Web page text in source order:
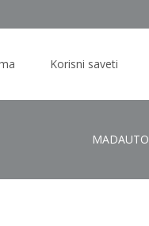
Korisni saveti
MADAUTO